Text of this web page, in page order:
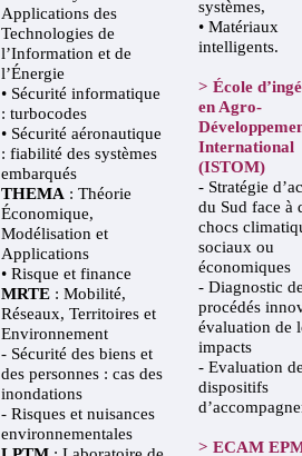
Applications des
Technologies de
l’Information et de
l’Énergie
• Sécurité informatique
: turbocodes
• Sécurité aéronautique
: fiabilité des systèmes
embarqués
THEMA : Théorie
Économique,
Modélisation et
Applications
• Risque et finance
MRTE : Mobilité,
Réseaux, Territoires et
Environnement
- Sécurité des biens et
des personnes : cas des
inondations
- Risques et nuisances
environnementales
systèmes,
• Matériaux
intelligents.
> École
en Agro-
International
(ISTOM)
- Stratégie
du Sud face à
chocs
sociaux ou
économiques
- Diagnostic
procédés
évaluation de
impacts
- Evaluation
dispositifs
> ECAM